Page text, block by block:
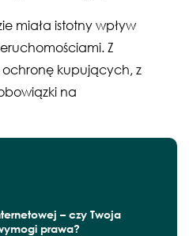
miała istotny wpływ
Z
ochronę kupujących, z
na
– czy Twoja
prawa?